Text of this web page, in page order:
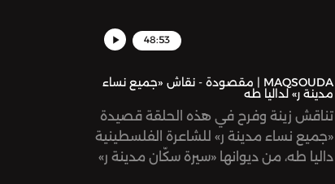
48:53
MAQSOUDA | مقصودة - نقاش «جميع نساء
مدينة ر» لداليا طه
تناقش زينة وفرح في هذه الحلقة قصيدة
«جميع نساء مدينة ر» للشاعرة الفلسطينية
داليا طه، من ديوانها «سيرة سكّان مدينة ر»